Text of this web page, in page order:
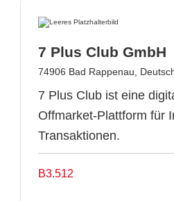
7 Plus Club GmbH
74906 Bad Rappenau,
7 Plus Club ist eine
Offmarket-Plattform für
Transaktionen.
B3.512